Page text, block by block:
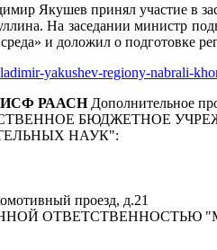
Якушев принял участие в
На заседании министр
и доложил о подготовке
yakushev-regiony-nabrali-
РААСН Дополнительное
БЮДЖЕТНОЕ
НАУК":
проезд, д.21